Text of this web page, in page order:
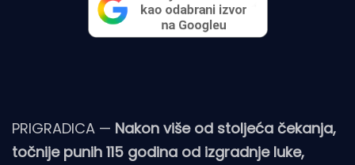
PRIGRADICA — Nakon više od stoljeća čekanja,
točnije punih 115 godina od izgradnje luke,